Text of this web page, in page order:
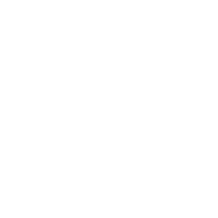
داشته باشید که معمولا میم کوین‌ها به دلیل ماهیت
را به‌خرج دهید.